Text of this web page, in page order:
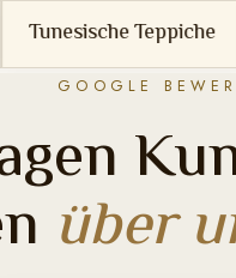
GOOGLE
über